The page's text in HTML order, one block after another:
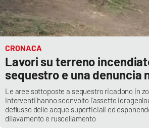
CRONACA
Lavori su terreno
sequestro e una denuncia
Le aree sottoposte a sequestro ricadono in
interventi hanno sconvolto l'assetto
deflusso delle acque superficiali ed
dilavamento e ruscellamento